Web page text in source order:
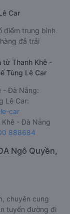
Car
điểm trung bình
đã trải
từ Thanh Khê -
Tùng Lê Car
- Đà Nẵng:
Lê Car:
car
Khê - Đà Nẵng
888684
Ngô Quyền,
chuyên cung
tuyến đường đi